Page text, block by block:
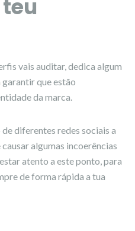
vais auditar, dedica algum
garantir que estão
da marca.
diferentes redes sociais a
algumas incoerências
atento a este ponto, para
de forma rápida a tua